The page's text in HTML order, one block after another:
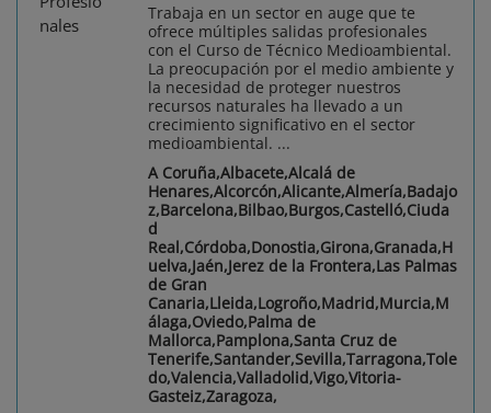
Trabaja en un sector en auge que te
ofrece múltiples salidas profesionales
con el Curso de Técnico Medioambiental.
La preocupación por el medio ambiente y
la necesidad de proteger nuestros
recursos naturales ha llevado a un
crecimiento significativo en el sector
medioambiental. ...
A Coruña,Albacete,Alcalá de
Henares,Alcorcón,Alicante,Almería,Badajo
z,Barcelona,Bilbao,Burgos,Castelló,Ciuda
d
Real,Córdoba,Donostia,Girona,Granada,H
uelva,Jaén,Jerez de la Frontera,Las Palmas
de Gran
Canaria,Lleida,Logroño,Madrid,Murcia,M
álaga,Oviedo,Palma de
Mallorca,Pamplona,Santa Cruz de
Tenerife,Santander,Sevilla,Tarragona,Tole
do,Valencia,Valladolid,Vigo,Vitoria-
Gasteiz,Zaragoza,